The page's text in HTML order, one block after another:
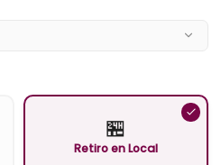
🏪
Retiro en Local